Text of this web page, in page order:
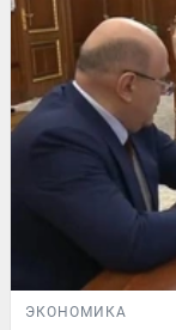
ЭКОНОМИКА